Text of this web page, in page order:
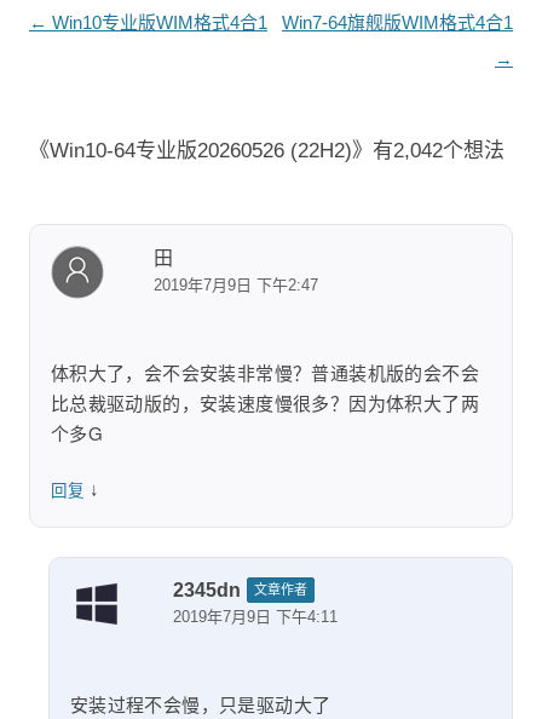
文
← Win10专业版WIM格式4合1
Win7-64旗舰版WIM格式4合1
→
《Win10-64专业版20260526 (22H2)》有2,042个想法
田
2019年7月9日 下午2:47
体积大了，会不会安装非常慢？普通装机版的会不会
比总裁驱动版的，安装速度慢很多？因为体积大了两
个多G
回复 ↓
2345dn 文章作者
2019年7月9日 下午4:11
安装过程不会慢，只是驱动大了